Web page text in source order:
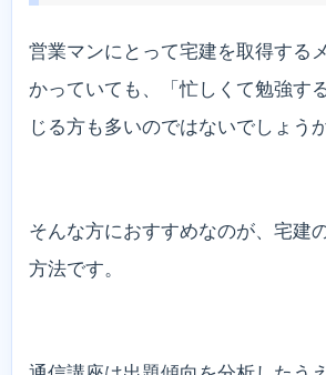
営業マンにとって宅建を取得する
かっていても、「忙しくて勉強す
じる方も多いのではないでしょうか
そんな方におすすめなのが、宅建
方法です。